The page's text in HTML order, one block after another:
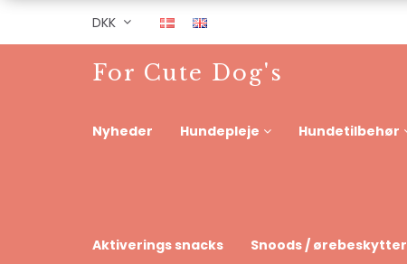
DKK
For Cute Dog's
Nyheder Hundepleje Hundetilbehør
Aktiverings snacks Snoods / ørebeskytter